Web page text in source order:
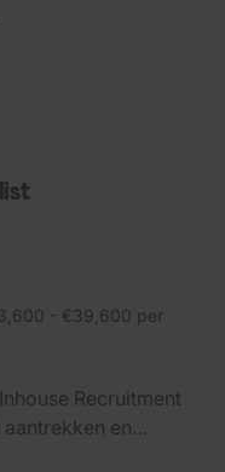
- €39,600 per
Recruitment
en